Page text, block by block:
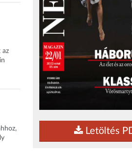
Letöltés
az